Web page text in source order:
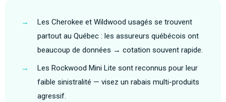
→
Les Cherokee et Wildwood usagés se trouvent
partout au Québec : les assureurs québécois ont
beaucoup de données → cotation souvent rapide.
→
Les Rockwood Mini Lite sont reconnus pour leur
faible sinistralité — visez un rabais multi-produits
agressif.